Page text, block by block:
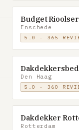
Budget
Enschede
5.0 · 365
Den Haag
5.0 · 360
Dakdekker
Rotterdam